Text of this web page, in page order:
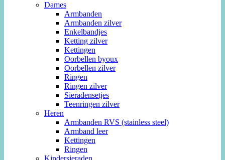
Dames
Armbanden
Armbanden zilver
Enkelbandjes
Ketting zilver
Kettingen
Oorbellen byoux
Oorbellen zilver
Ringen
Ringen zilver
Sieradensetjes
Teenringen zilver
Heren
Armbanden RVS (stainless steel)
Armband leer
Kettingen
Ringen